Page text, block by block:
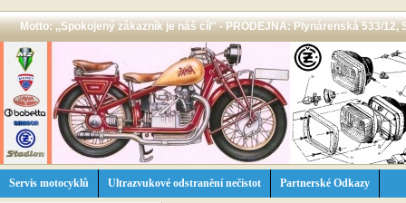
Motto: ,,Spokojený zákazník je náš cíl'' - PRODEJNA: Plynárenská 533/12,
Servis motocyklů Ultrazvukové odstranění nečistot Partnerské Odkazy